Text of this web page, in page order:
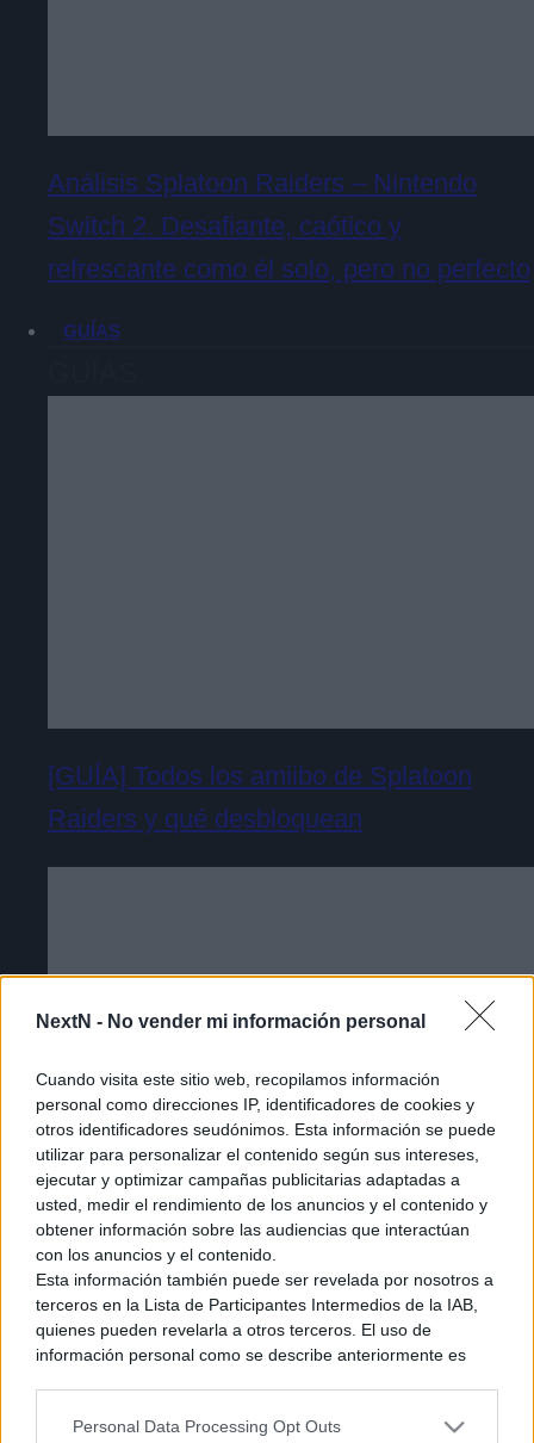
NextN - No vender mi información personal
Cuando visita este sitio web, recopilamos información
personal como direcciones IP, identificadores de cookies y
otros identificadores seudónimos. Esta información se puede
utilizar para personalizar el contenido según sus intereses,
ejecutar y optimizar campañas publicitarias adaptadas a
usted, medir el rendimiento de los anuncios y el contenido y
obtener información sobre las audiencias que interactúan
con los anuncios y el contenido.
Esta información también puede ser revelada por nosotros a
terceros en la Lista de Participantes Intermedios de la IAB,
quienes pueden revelarla a otros terceros. El uso de
información personal como se describe anteriormente es
generamos contenido relevante para nuestra audiencia.
Personal Data Processing Opt Outs
Análisis Splatoon Raiders – Nintendo
Switch 2. Desafiante, caótico y
refrescante como él solo, pero no perfecto
GUÍAS
[GUÍA] Todos los amiibo de Splatoon
Raiders y qué desbloquean
Cómo acceder a la beta cerrada de The
Duskbloods [Tutorial]